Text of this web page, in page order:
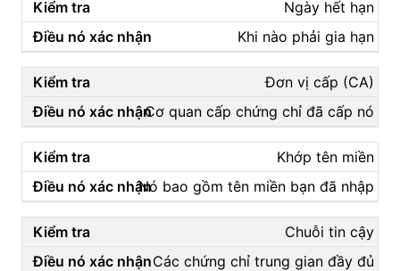
Ngày hết hạn
Khi nào phải gia hạn
Đơn vị cấp (CA)
Cơ quan cấp chứng chỉ đã cấp nó
Khớp tên miền
Nó bao gồm tên miền bạn đã nhập
Chuỗi tin cậy
Các chứng chỉ trung gian đầy đủ